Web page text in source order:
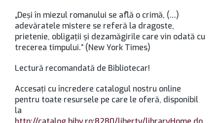
„Deși în miezul romanului se află o crimă, (…)
adevăratele mistere se referă la dragoste,
prietenie, obligații și dezamăgirile care vin odată cu
trecerea timpului.” (New York Times)
Lectură recomandată de Bibliotecar!
Accesaţi cu încredere catalogul nostru online
pentru toate resursele pe care le oferă, disponibil
la